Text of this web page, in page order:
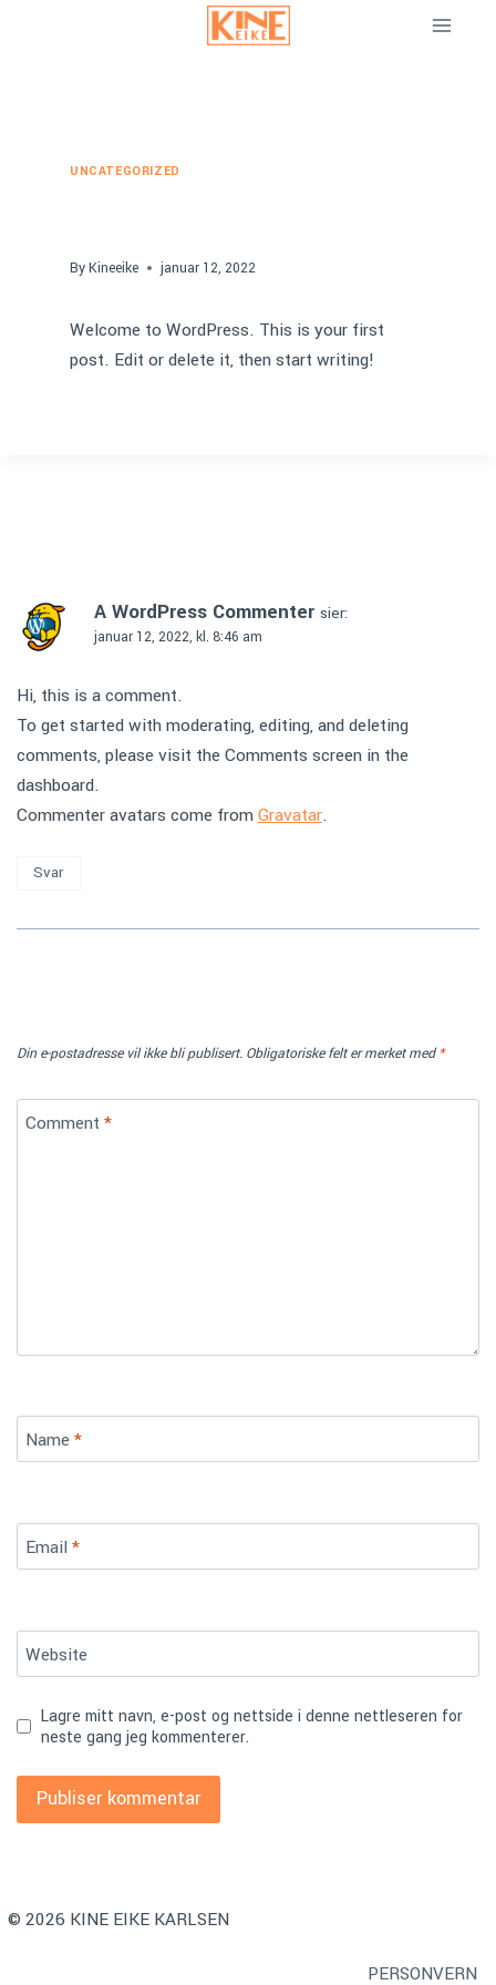
UNCATEGORIZED
ByKineeike januar 12, 2022
Welcome to WordPress. This is your first
post. Edit or delete it, then start writing!
A WordPress Commenter sier:
januar 12, 2022, kl. 8:46 am
Hi, this is a comment.
To get started with moderating, editing, and deleting
comments, please visit the Comments screen in the
dashboard.
Commenter avatars come fromGravatar.
Svar
Din e-postadresse vil ikke bli publisert. Obligatoriske felt er merket med*
Comment*
Name*
Email*
Website
Lagre mitt navn, e-post og nettside i denne nettleseren for
neste gang jeg kommenterer.
© 2026 KINE EIKE KARLSEN
PERSONVERN